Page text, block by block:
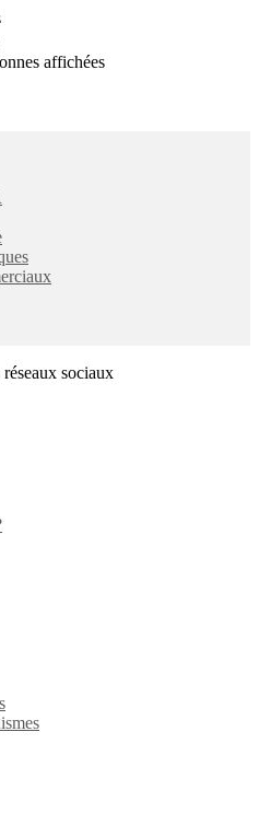
affichées
sociaux